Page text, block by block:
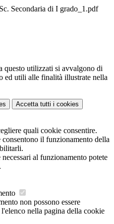
Secondaria di I grado_1.pdf
questo utilizzati si avvalgono di
ed utili alle finalità illustrate nella
Accetta tutti i cookies
quali cookie consentire.
il funzionamento della
al funzionamento potete
.
non possono essere
nella pagina della cookie